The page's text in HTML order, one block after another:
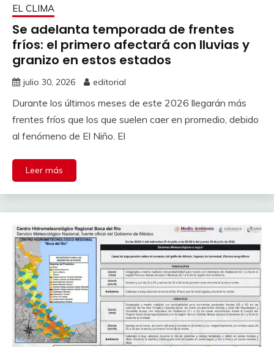
EL CLIMA
Se adelanta temporada de frentes
fríos: el primero afectará con lluvias y
granizo en estos estados
julio 30, 2026 editorial
Durante los últimos meses de este 2026 llegarán más
frentes fríos que los que suelen caer en promedio, debido
al fenómeno de El Niño. El
Leer más